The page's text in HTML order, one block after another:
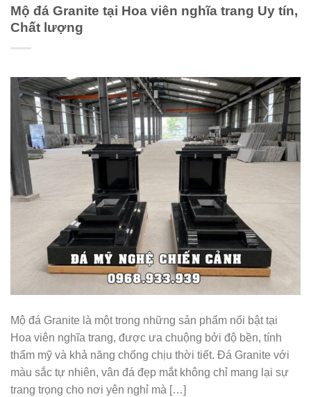
Mộ đá Granite tại Hoa viên nghĩa trang Uy tín,
Chất lượng
Mộ đá Granite là một trong những sản phẩm nổi bật tại
Hoa viên nghĩa trang, được ưa chuộng bởi độ bền, tính
thẩm mỹ và khả năng chống chịu thời tiết. Đá Granite với
màu sắc tự nhiên, vân đá đẹp mắt không chỉ mang lại sự
trang trọng cho nơi yên nghỉ mà […]